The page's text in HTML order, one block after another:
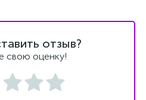
отзыв?
свою оценку!